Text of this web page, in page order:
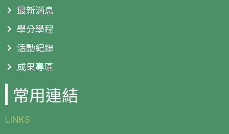
最新消息
學分學程
活動紀錄
成果專區
常用連結
LINKS